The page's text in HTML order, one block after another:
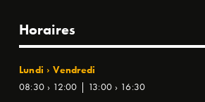
Horaires
Lundi › Vendredi
08:30 › 12:00 | 13:00 › 16:30